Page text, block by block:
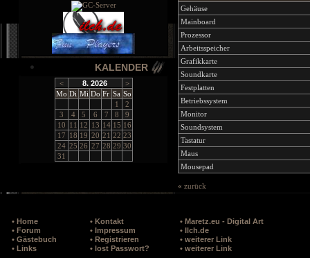
KALENDER
< 8. 2026
>
Mo Di Mi Do Fr Sa So
1
2
3
4 5 6 7 8
9
10 11 12 13 14 15 16
17 18 19 20 21 22 23
24 25 26 27 28 29 30
31
Gehäuse
Mainboard
Prozessor
Arbeitsspeicher
Grafikkarte
Soundkarte
Festplatten
Betriebssystem
Monitor
Soundsystem
Tastatur
Maus
Mousepad
« zurück
• Home
• Forum
• Gästebuch
• Links
• Kontakt
• Impressum
• Registrieren
• lost Passwort?
• Maretz.eu - Digital Art
• Ilch.de
• weiterer Link
• weiterer Link